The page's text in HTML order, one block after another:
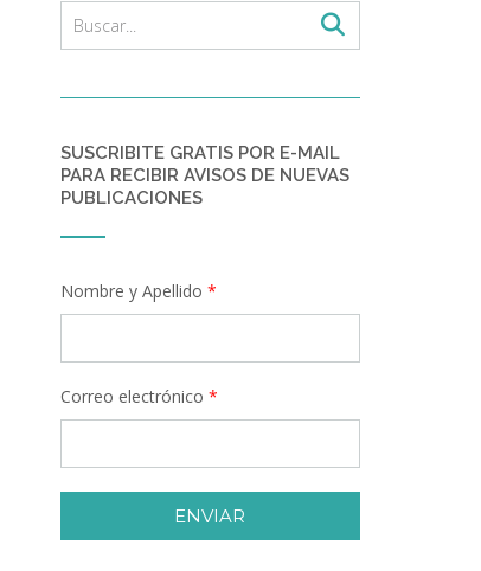
SUSCRIBITE GRATIS POR E-MAIL
PARA RECIBIR AVISOS DE NUEVAS
PUBLICACIONES
Nombre y Apellido *
Correo electrónico *
ENVIAR